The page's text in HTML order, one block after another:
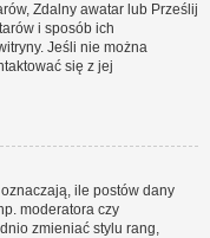
Zdalny awatar lub Prześlij
i sposób ich
Jeśli nie można
się z jej
ile postów dany
moderatora czy
zmieniać stylu rang,